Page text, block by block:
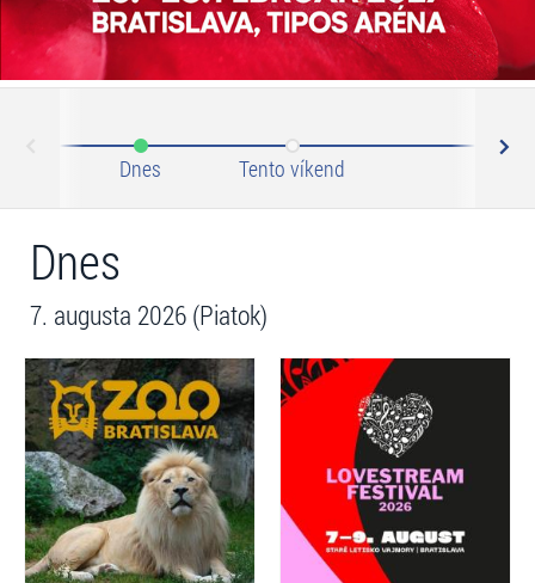
Dnes Tento víkend
Dnes
7. augusta 2026 (Piatok)